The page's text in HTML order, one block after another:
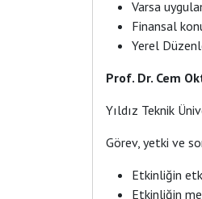
Varsa
Finansal
Yerel
Prof. Dr. Cem
Yıldız Teknik
Görev, yetki ve
Etkinliğin
Etkinliğin